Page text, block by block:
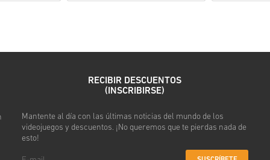
RECIBIR DESCUENTOS
(INSCRIBIRSE)
Mantente al día con las últimas noticias del mundo de los
videojuegos y descuentos. ¡No queremos que te pierdas nada de
esto!